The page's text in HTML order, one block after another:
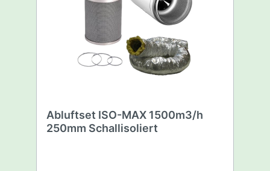
Abluftset ISO-MAX 1500m3/h
250mm Schallisoliert